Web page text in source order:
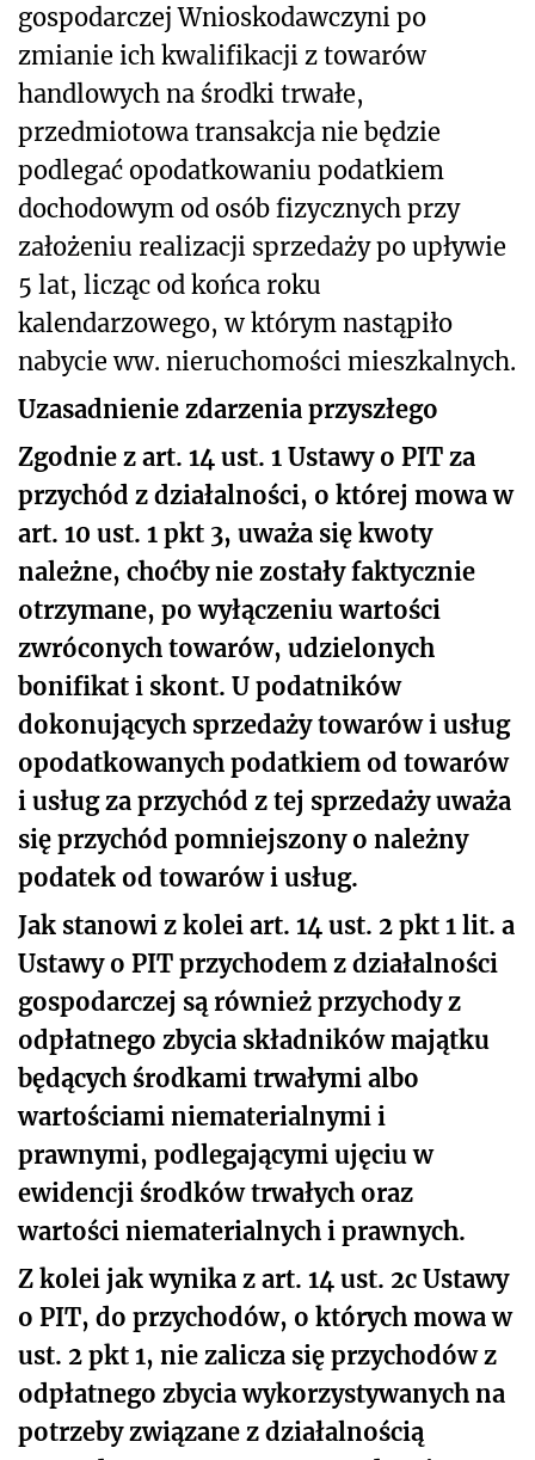
gospodarczej Wnioskodawczyni po
zmianie ich kwalifikacji z towarów
handlowych na środki trwałe,
przedmiotowa transakcja nie będzie
podlegać opodatkowaniu podatkiem
dochodowym od osób fizycznych przy
założeniu realizacji sprzedaży po upływie
5 lat, licząc od końca roku
kalendarzowego, w którym nastąpiło
nabycie ww. nieruchomości mieszkalnych.
Uzasadnienie zdarzenia przyszłego
Zgodnie z art. 14 ust. 1 Ustawy o PIT za
przychód z działalności, o której mowa w
art. 10 ust. 1 pkt 3, uważa się kwoty
należne, choćby nie zostały faktycznie
otrzymane, po wyłączeniu wartości
zwróconych towarów, udzielonych
bonifikat i skont. U podatników
dokonujących sprzedaży towarów i usług
opodatkowanych podatkiem od towarów
i usług za przychód z tej sprzedaży uważa
się przychód pomniejszony o należny
podatek od towarów i usług.
Jak stanowi z kolei art. 14 ust. 2 pkt 1 lit. a
Ustawy o PIT przychodem z działalności
gospodarczej są również przychody z
odpłatnego zbycia składników majątku
będących środkami trwałymi albo
wartościami niematerialnymi i
prawnymi, podlegającymi ujęciu w
ewidencji środków trwałych oraz
wartości niematerialnych i prawnych.
Z kolei jak wynika z art. 14 ust. 2c Ustawy
o PIT, do przychodów, o których mowa w
ust. 2 pkt 1, nie zalicza się przychodów z
odpłatnego zbycia wykorzystywanych na
potrzeby związane z działalnością